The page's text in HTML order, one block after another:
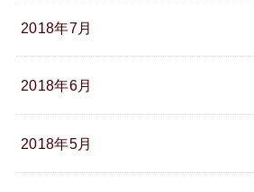
2018年7月
2018年6月
2018年5月